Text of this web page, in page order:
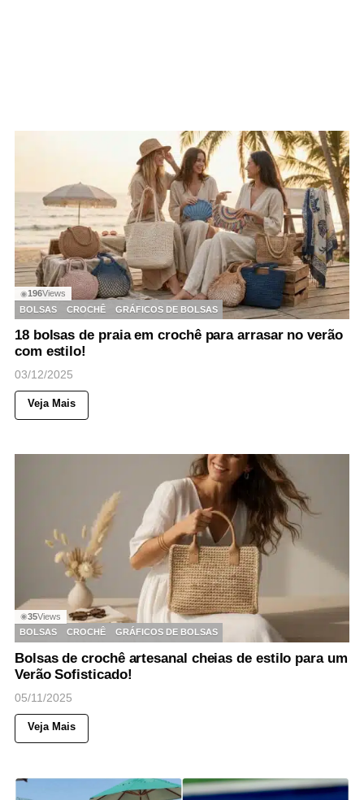
◉196Views
BOLSAS
CROCHÊ GRÁFICOS DE BOLSAS
18 bolsas de praia em crochê para arrasar no verão
com estilo!
03/12/2025
Veja Mais
◉35Views
BOLSAS
CROCHÊ GRÁFICOS DE BOLSAS
Bolsas de crochê artesanal cheias de estilo para um
Verão Sofisticado!
05/11/2025
Veja Mais